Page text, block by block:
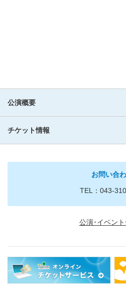
公演概要
チケット情報
お問い合
TEL：043-
公演･イベン